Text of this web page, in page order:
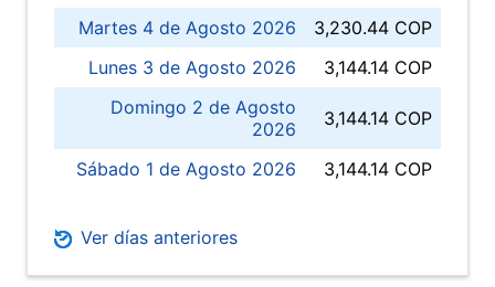
Martes 4 de Agosto 2026
3,230.44 COP
Lunes 3 de Agosto 2026
3,144.14 COP
Domingo 2 de Agosto
2026
3,144.14 COP
Sábado 1 de Agosto 2026 3,144.14 COP
Ver días anteriores